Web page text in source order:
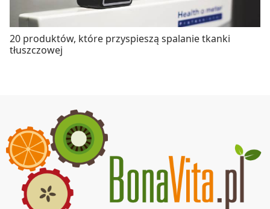
20 produktów, które przyspieszą spalanie tkanki
tłuszczowej